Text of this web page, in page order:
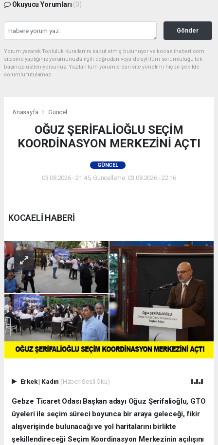
Okuyucu Yorumları (0)
Gönder
Yorum yazarak Topluluk Kuralları’nı kabul etmiş bulunuyor ve kocaelihaberi.com
sitesine yaptığınız yorumunuzla ilgili doğrudan veya dolaylı tüm sorumluluğu tek
başınıza üstleniyorsunuz. Yazılan tüm yorumlardan site yönetimi hiçbir şekilde
sorumlu tutulamaz.
Anasayfa Güncel
OĞUZ ŞERİFALİOĞLU SEÇİM
KOORDİNASYON MERKEZİNİ AÇTI
GÜNCEL
03.08.2026 - 21:45, Güncelleme: 03.08.2026 - 22:16
KOCAELİ HABERİ
Erkek| Kadın (Haberi Sesli Oku)
Gebze Ticaret Odası Başkan adayı Oğuz Şerifalioğlu, GTO
üyeleri ile seçim süreci boyunca bir araya geleceği, fikir
alışverişinde bulunacağı ve yol haritalarını birlikte
şekillendireceği Seçim Koordinasyon Merkezinin açılışını